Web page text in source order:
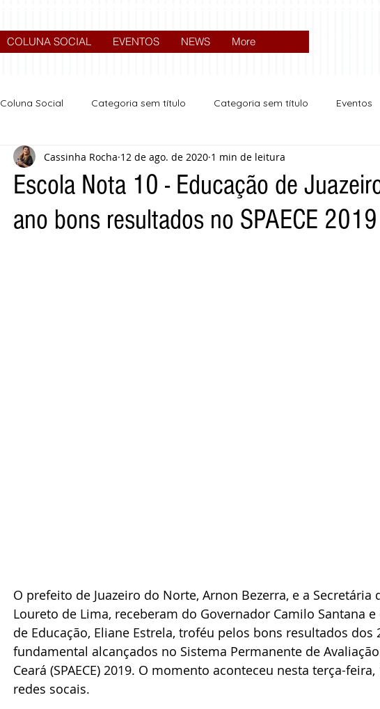
COLUNA SOCIAL EVENTOS NEWS More
Coluna Social Categoria sem título Categoria sem título Eventos
Nova categoria Expocrato 2024 Política
Escola Nota 10 - Educação de
ano bons resultados no SPAECE 2019
Cassinha Rocha 12 de ago. de 2020 1 min de leitura
O prefeito de Juazeiro do Norte, Arnon Bezerra, e a Secretária
Loureto de Lima, receberam do Governador Camilo Santana e
de Educação, Eliane Estrela, troféu pelos bons resultados dos
fundamental alcançados no Sistema Permanente de
Ceará (SPAECE) 2019. O momento aconteceu nesta terça-
redes socais.